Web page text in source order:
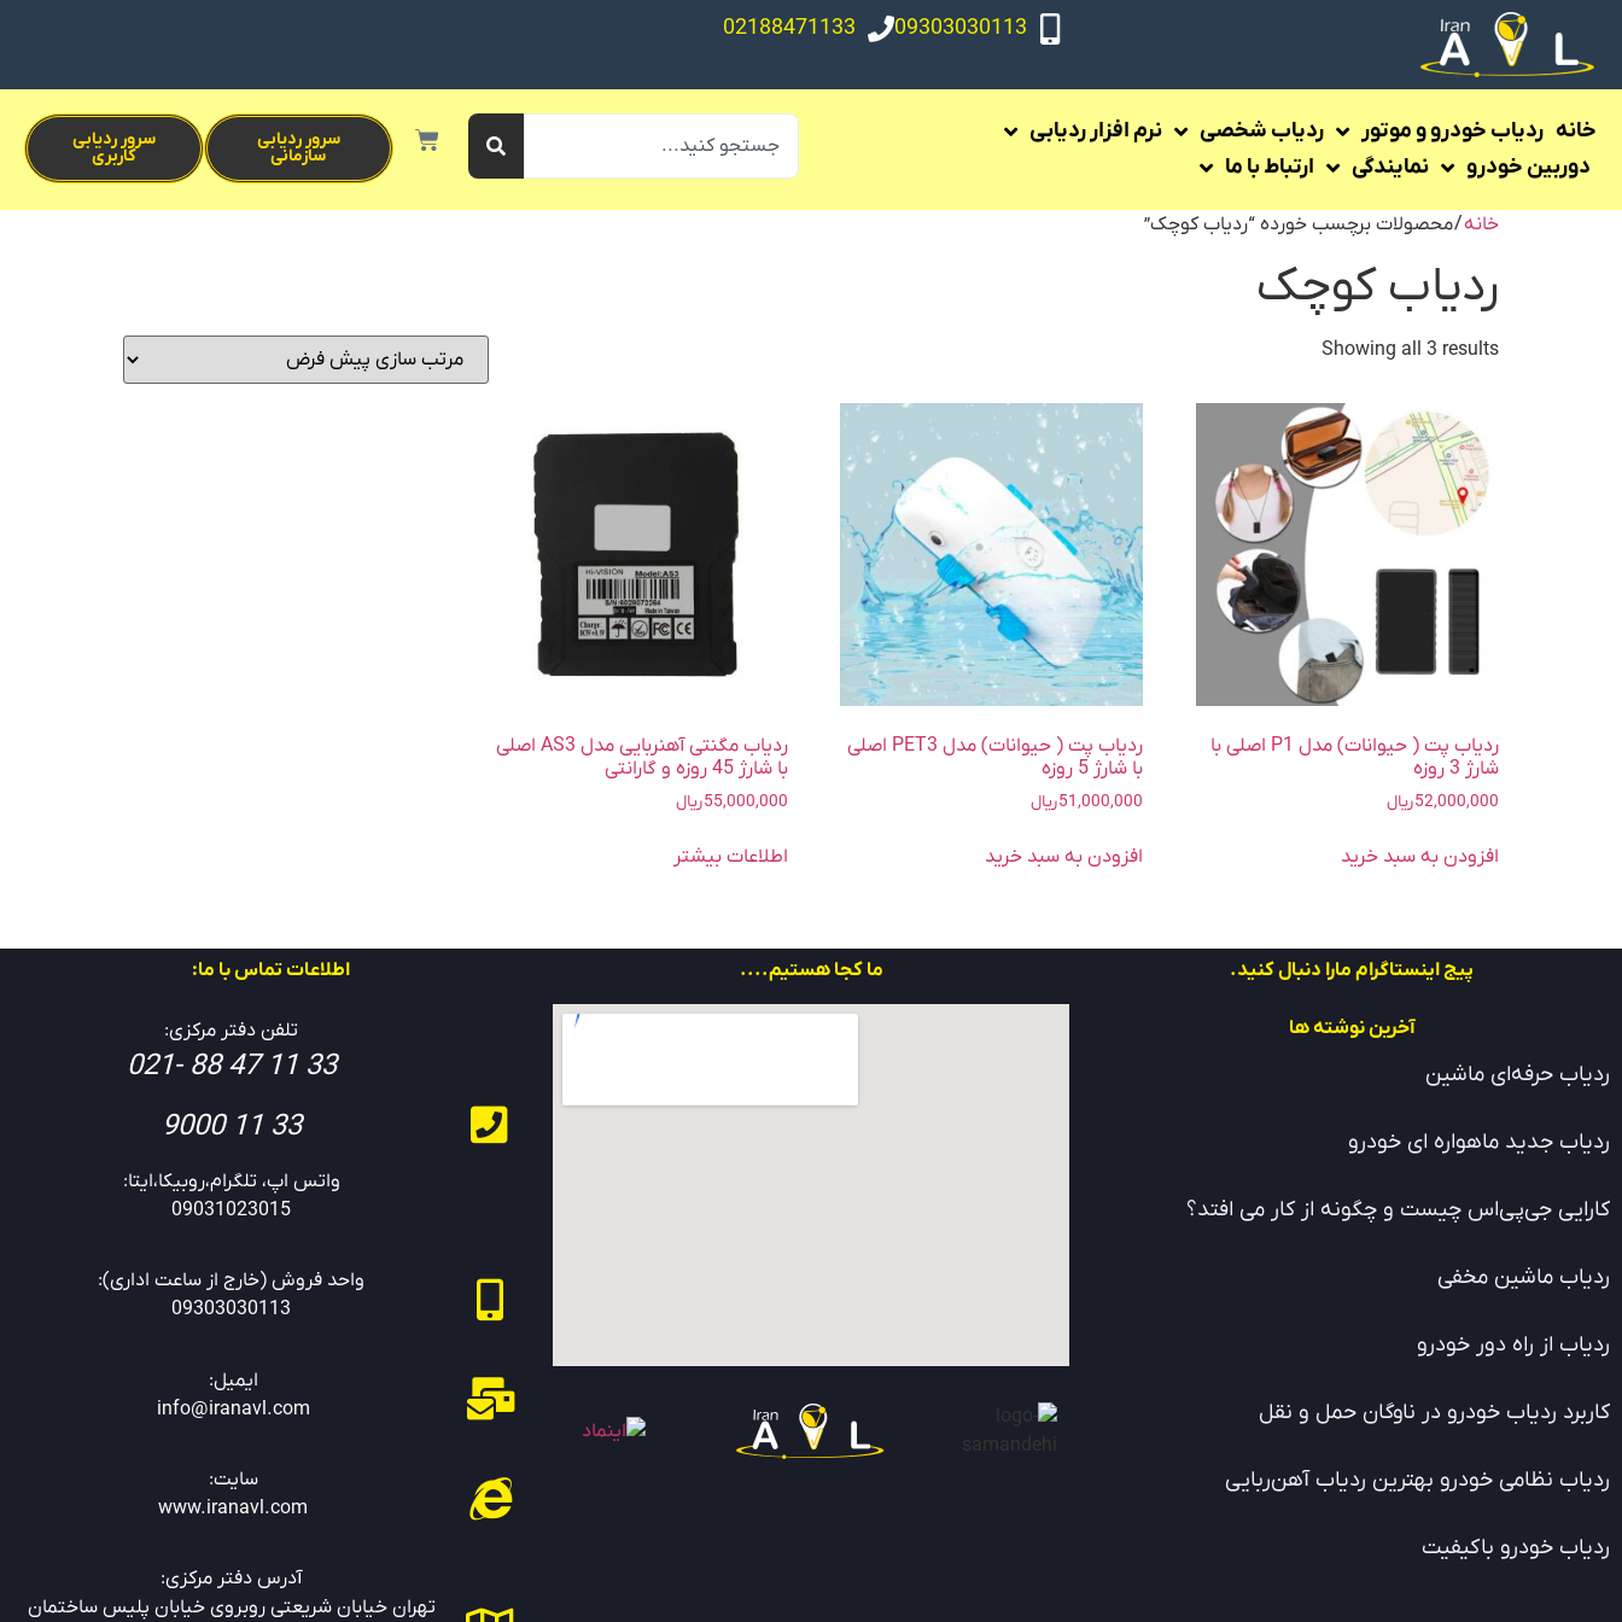
09303030113
02188471133
خانه ردیاب خودرو و موتور ردیاب شخصی
نرم افزار ردیابی
دوربین خودرو
نمایندگی ارتباط با ما
سرور ردیابی
سازمانی
سرور ردیابی
کاربری
خانه/ محصولات برچسب خورده “ردیاب کوچک”
ردیاب کوچک
Showing all 3 results
ردیاب پت ( حیوانات) مدل P1 اصلی با
شارژ 3 روزه
52,000,000ریال
افزودن به سبد خرید
ردیاب پت ( حیوانات) مدل PET3 اصلی
با شارژ 5 روزه
51,000,000ریال
افزودن به سبد خرید
ردیاب مگنتی آهنربایی مدل AS3 اصلی
با شارژ 45 روزه و گارانتی
55,000,000ریال
اطلاعات بیشتر
پیج اینستاگرام مارا دنبال کنید.
آخرین نوشته ها
ردیاب حرفه‌ای ماشین
ردیاب جدید ماهواره ای خودرو
کارایی جی‌پی‌اس چیست و چگونه از کار می افتد؟
ردیاب ماشین مخفی
ردیاب از راه دور خودرو
کاربرد ردیاب خودرو در ناوگان حمل و نقل
ردیاب نظامی خودرو بهترین ردیاب آهن‌ربایی
ردیاب خودرو باکیفیت
ما کجا هستیم.... اطلاعات تماس با ما:
تلفن دفتر مرکزی:
33 11 47 88 -021
33 11 9000
واتس اپ، تلگرام،روبیکا،ایتا:
09031023015
واحد فروش (خارج از ساعت اداری):
09303030113
ایمیل:
info@iranavl.com
سایت:
www.iranavl.com
آدرس دفتر مرکزی:
تهران خیابان شریعتی روبروی خیابان پلیس ساختمان